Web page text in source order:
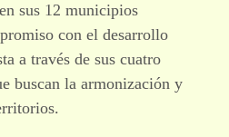
sus 12 municipios
con el desarrollo
a través de sus cuatro
buscan la armonización y